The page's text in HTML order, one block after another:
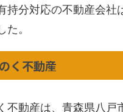
持分対応の不動産会社
。
く不動産
不動産は、青森県八戸